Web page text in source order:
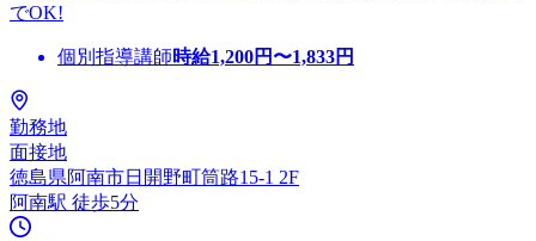
でOK!
個別指導講師時給1,200円〜1,833円
勤務地
面接地
徳島県阿南市日開野町筒路15-1 2F
阿南駅 徒歩5分